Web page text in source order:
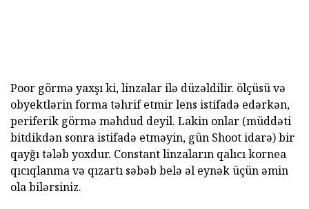
Poor görmə yaxşı ki, linzalar ilə düzəldilir. ölçüsü və
obyektlərin forma təhrif etmir lens istifadə edərkən,
periferik görmə məhdud deyil. Lakin onlar (müddəti
bitdikdən sonra istifadə etməyin, gün Shoot idarə) bir
qayğı tələb yoxdur. Constant linzaların qalıcı kornea
qıcıqlanma və qızartı səbəb belə əl eynək üçün əmin
ola bilərsiniz.